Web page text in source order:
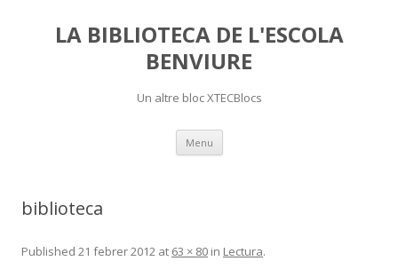
LA BIBLIOTECA DE L'ESCOLA
BENVIURE
Un altre bloc XTECBlocs
Menu Skip
content
biblioteca
Published 21 febrer 2012 at 63 × 80 in Lectura.